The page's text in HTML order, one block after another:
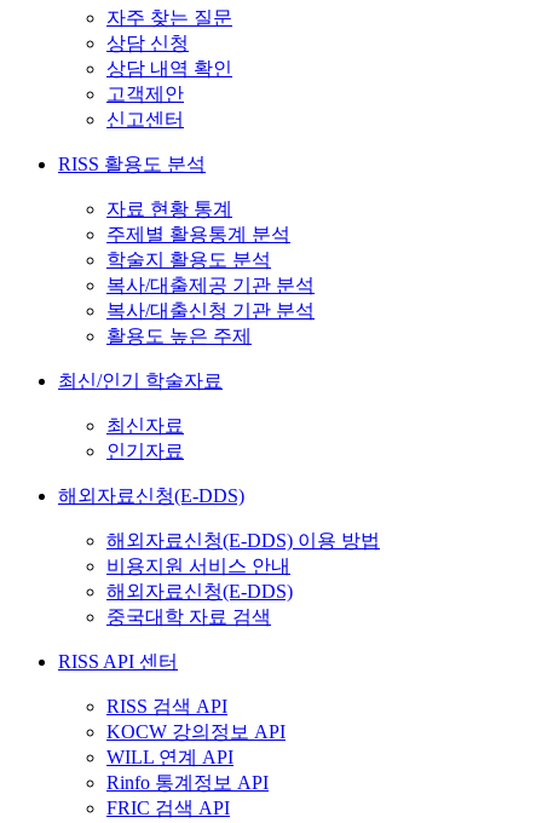
자주 찾는 질문
상담 신청
상담 내역 확인
고객제안
신고센터
RISS 활용도 분석
자료 현황 통계
주제별 활용통계 분석
학술지 활용도 분석
복사/대출제공 기관 분석
복사/대출신청 기관 분석
활용도 높은 주제
최신/인기 학술자료
최신자료
인기자료
해외자료신청(E-DDS)
해외자료신청(E-DDS) 이용 방법
비용지원 서비스 안내
해외자료신청(E-DDS)
중국대학 자료 검색
RISS API 센터
RISS 검색 API
KOCW 강의정보 API
WILL 연계 API
Rinfo 통계정보 API
FRIC 검색 API